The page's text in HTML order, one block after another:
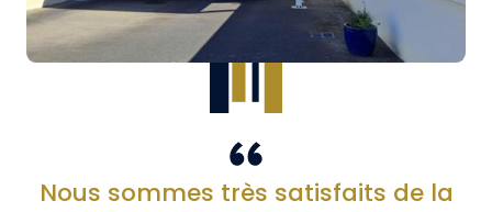
Nous sommes très satisfaits de la